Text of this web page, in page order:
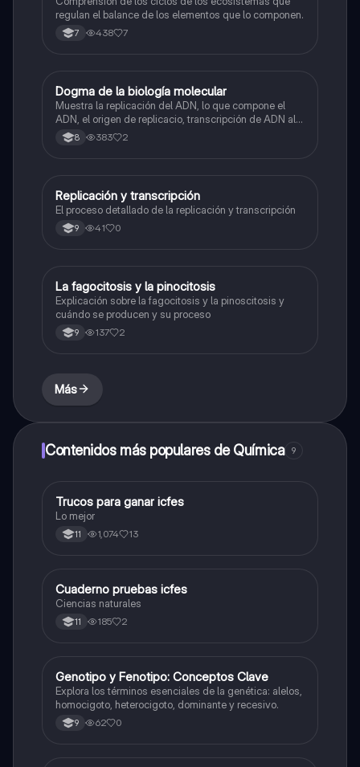
regulan el balance de los elementos que lo componen.
7 438 7
Biologia
Dogma de la biología molecular
Muestra la replicación del ADN, lo que compone el
ADN, el origen de replicacio, transcripción de ADN al
ARN y traducción de ARN a proteína.
8 383 2
Biologia
Replicación y transcripción
El proceso detallado de la replicación y transcripción
9 41 0
Biologia
La fagocitosis y la pinocitosis
Explicación sobre la fagocitosis y la pinoscitosis y
cuándo se producen y su proceso
9 137 2
Más
Contenidos más populares de Química 9
Química
Trucos para ganar icfes
Lo mejor
11 1,074 13
Biologia
Cuaderno pruebas icfes
Ciencias naturales
11 185 2
GBiologia
Genotipo y Fenotipo: Conceptos Clave
Explora los términos esenciales de la genética: alelos,
homocigoto, heterocigoto, dominante y recesivo.
9 62 0